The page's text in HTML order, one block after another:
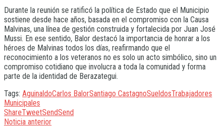
Durante la reunión se ratificó la política de Estado que el Municipio
sostiene desde hace años, basada en el compromiso con la Causa
Malvinas, una línea de gestión construida y fortalecida por Juan José
Mussi. En ese sentido, Balor destacó la importancia de honrar a los
héroes de Malvinas todos los días, reafirmando que el
reconocimiento a los veteranos no es solo un acto simbólico, sino un
compromiso cotidiano que involucra a toda la comunidad y forma
parte de la identidad de Berazategui.
Tags: AguinaldoCarlos BalorSantiago CastagnoSueldosTrabajadores
Municipales
ShareTweetSendSend
Noticia anterior